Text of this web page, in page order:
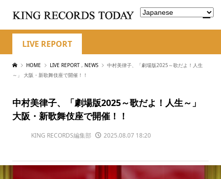
LIVE REPORT
HOME LIVE REPORT , NEWS
中村美律子、「劇場版2025～歌だよ！人生
～」 大阪・新歌舞伎座で開催！！
中村美律子、「劇場版2025～歌だよ！人生～」
大阪・新歌舞伎座で開催！！
KING RECORDS編集部 2025.08.07 18:20